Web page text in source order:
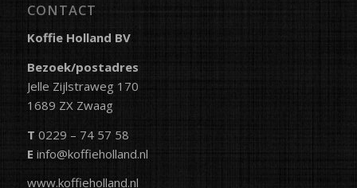
CONTACT
Koffie Holland BV
Bezoek/postadres
Jelle Zijlstraweg 170
1689 ZX Zwaag
T 0229 – 74 57 58
E info@koffieholland.nl
www.koffieholland.nl